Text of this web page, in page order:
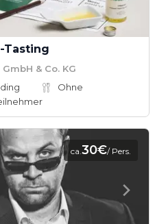
Tasting
GmbH & Co. KG
Ohne
ca.30€/ Pers.